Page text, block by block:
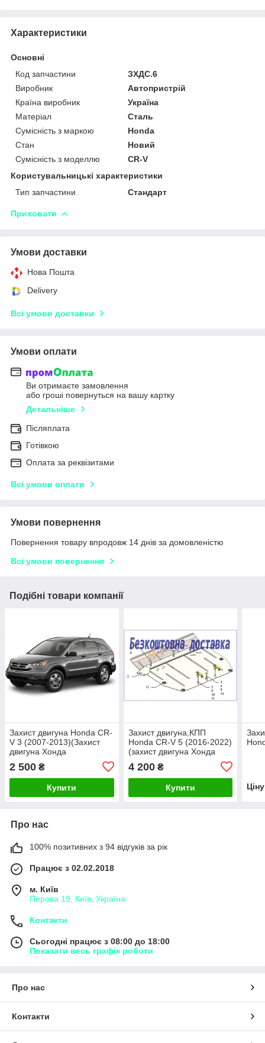
Характеристики
Основні
Код запчастини
ЗХДС.6
Виробник
Автопристрій
Країна виробник
Україна
Матеріал
Сталь
Сумісність з маркою
Honda
Стан
Новий
Сумісність з моделлю
CR-V
Користувальницькі характеристики
Тип запчастини
Стандарт
Приховати
Умови доставки
Нова Пошта
Delivery
Всі умови доставки
Умови оплати
Ви отримаєте замовлення
або гроші повернуться на вашу картку
Детальніше
Післяплата
Готівкою
Оплата за реквізитами
Всі умови оплати
Умови повернення
Повернення товару впродовж 14 днів за домовленістю
Всі умови повернення
Подібні товари компанії
Захист двигуна Honda CR-
V 3 (2007-2013)(Захист
двигуна Хонда
2 500 ₴
Купити
Захист двигуна,КПП
Honda CR-V 5 (2016-2022)
(захист двигуна Хонда
4 200₴
Купити
Про нас
100% позитивних з 94 відгуків за рік
Працює з 02.02.2018
м. Київ
Перова 19, Київ, Україна
Контакти
Сьогодні працює з 08:00 до 18:00
Показати весь графік роботи
Про нас
Контакти